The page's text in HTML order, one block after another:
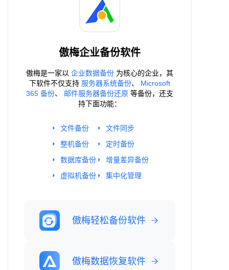
傲梅企业备份软件
傲梅是一家以 企业数据备份 为核心的企业，其
下软件不仅支持 服务器系统备份、 Microsoft
365 备份、 邮件服务器备份还原 等备份，还支
持下面功能：
文件备份
整机备份
数据库备份
虚拟机备份
文件同步
定时备份
增量差异备份
集中化管理
傲梅轻松备份软件
傲梅数据恢复软件